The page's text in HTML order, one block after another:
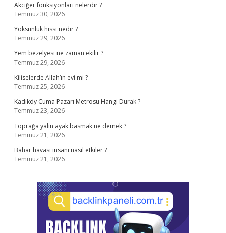
Akciğer fonksiyonları nelerdir ?
Temmuz 30, 2026
Yoksunluk hissi nedir ?
Temmuz 29, 2026
Yem bezelyesi ne zaman ekilir ?
Temmuz 29, 2026
Kiliselerde Allah’ın evi mi ?
Temmuz 25, 2026
Kadıköy Cuma Pazarı Metrosu Hangi Durak ?
Temmuz 23, 2026
Toprağa yalın ayak basmak ne demek ?
Temmuz 21, 2026
Bahar havası insanı nasıl etkiler ?
Temmuz 21, 2026